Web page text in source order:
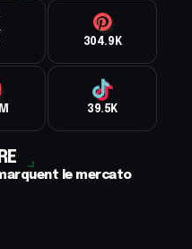
304.9K
39.5K
le mercato